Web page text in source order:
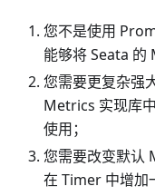
您不是使用
能够将 Seata 的
您需要更复杂强
Metrics 实现库
使用；
您需要改变默认
在 Timer 中增加